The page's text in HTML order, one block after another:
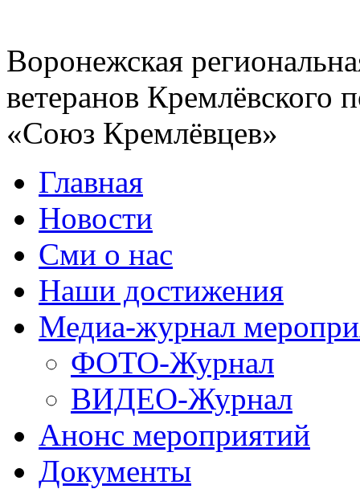
Воронежская
ветеранов Кремлёвского
«Союз Кремлёвцев»
Главная
Новости
Сми о нас
Наши достижения
Медиа-журнал
ФОТО-Журнал
ВИДЕО-Журнал
Анонс мероприятий
Документы